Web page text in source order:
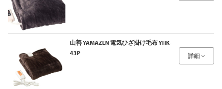
山善 YAMAZEN 電気ひざ掛け毛布 YHK-
43P
詳細